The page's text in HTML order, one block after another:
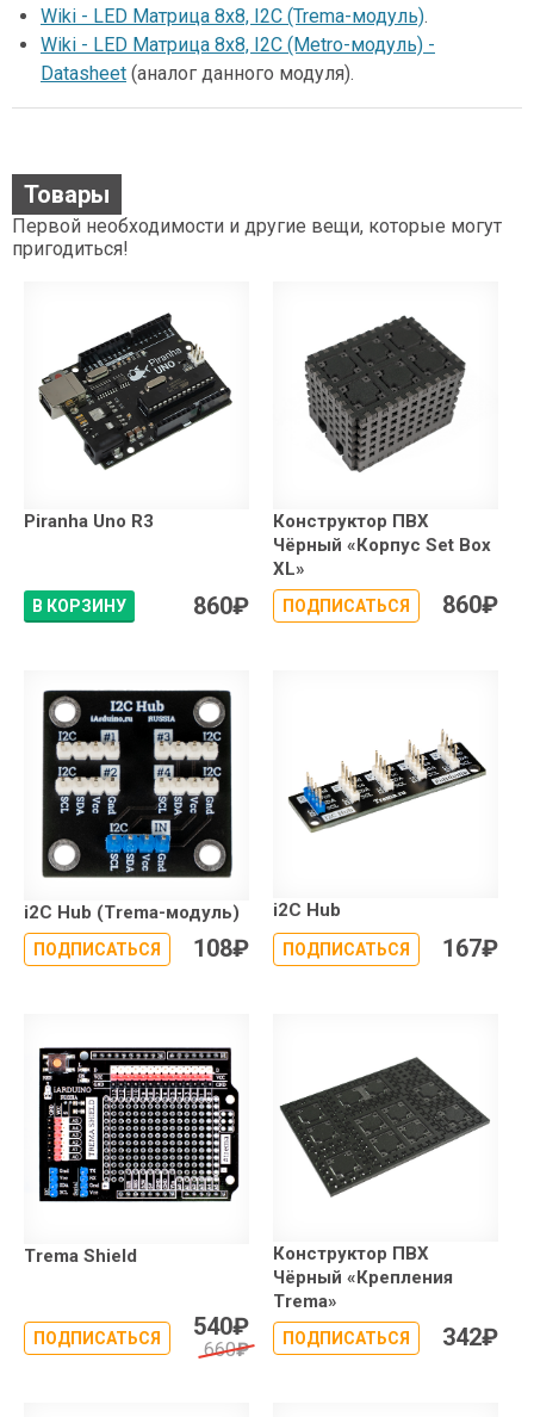
Wiki - LED Матрица 8x8, I2C (Trema-модуль).
Wiki - LED Матрица 8x8, I2C (Metro-модуль) -
Datasheet (аналог данного модуля).
Товары
Первой необходимости и другие вещи, которые могут
пригодиться!
Piranha Uno R3
В КОРЗИНУ 860₽
Конструктор ПВХ
Чёрный «Корпус Set Box
XL»
ПОДПИСАТЬСЯ 860₽
i2C Hub (Trema-модуль)
ПОДПИСАТЬСЯ 108₽
i2C Hub
ПОДПИСАТЬСЯ 167₽
Trema Shield
ПОДПИСАТЬСЯ 540₽
660₽
Конструктор ПВХ
Чёрный «Крепления
Trema»
ПОДПИСАТЬСЯ 342₽